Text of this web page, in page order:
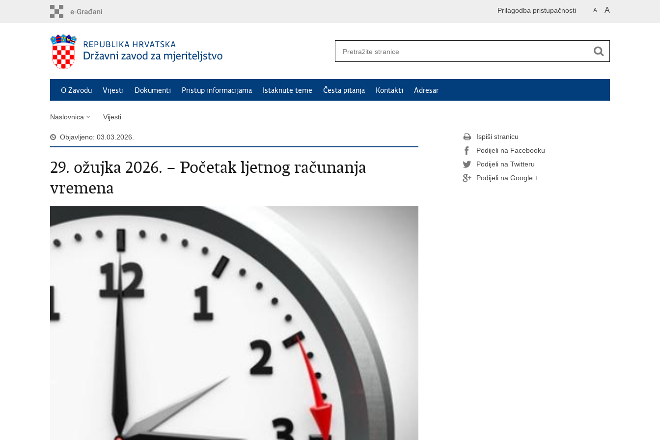
A A
Prilagodba pristupačnosti
O Zavodu Vijesti Dokumenti Pristup informacijama Istaknute teme Česta pitanja Kontakti Adresar
Naslovnica Vijesti
Objavljeno: 03.03.2026.
29. ožujka 2026. – Početak ljetnog računanja
vremena
Ispiši stranicu
Podijeli na Facebooku
Podijeli na Twitteru
Podijeli na Google +